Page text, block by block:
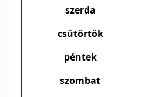
szerda
csütörtök
péntek
szombat